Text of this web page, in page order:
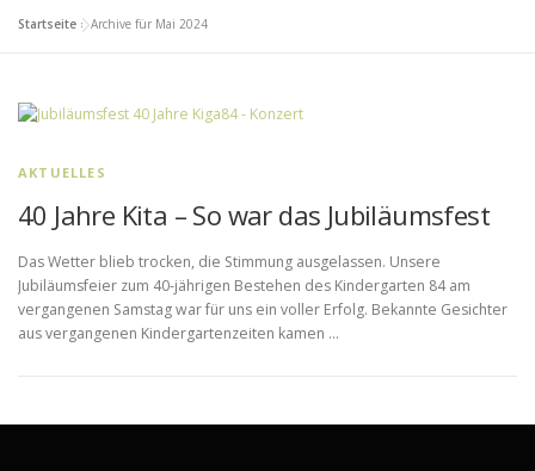
PÄDAGOGISCHES KONZEPT
Startseite »Archive für Mai 2024
AKTUELLES
40 Jahre Kita – So war das Jubiläumsfest
Das Wetter blieb trocken, die Stimmung ausgelassen. Unsere
Jubiläumsfeier zum 40-jährigen Bestehen des Kindergarten 84 am
vergangenen Samstag war für uns ein voller Erfolg. Bekannte Gesichter
aus vergangenen Kindergartenzeiten kamen …